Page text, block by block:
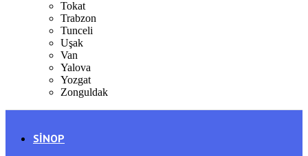
Tokat
Trabzon
Tunceli
Uşak
Van
Yalova
Yozgat
Zonguldak
SINOP